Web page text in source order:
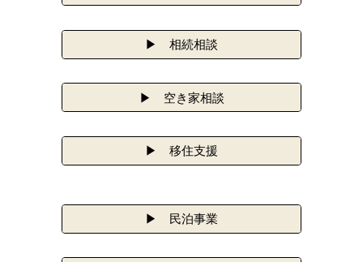
▶ 相続相談
▶ 空き家相談
▶ 移住支援
▶ 民泊事業